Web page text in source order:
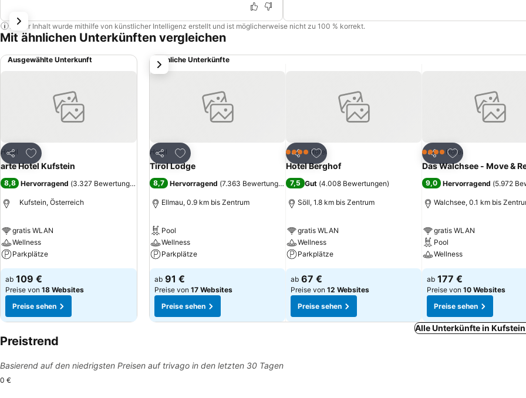
Dieser Inhalt wurde mithilfe von künstlicher Intelligenz erstellt und ist möglicherweise nicht zu 100 % korrekt.
Mit ähnlichen Unterkünften vergleichen
Ausgewählte Unterkunft
Teilen
Zu Favoriten hinzufügen
Hotel
arte Hotel Kufstein
8,8 Hervorragend (3.327 Bewertungen
Kufstein, Österreich
gratis WLAN
Wellness
Parkplätze
ab 109 €
Preise von 18 Websites
Preise sehen
Ähnliche Unterkünfte
Teilen
Zu Favoriten hinzufügen
Hotel
Tirol Lodge
8,7 Hervorragend (7.363 Bewertungen)
Ellmau, 0.9 km bis Zentrum
Pool
Wellness
Parkplätze
ab 91 €
Preise von 17 Websites
Preise sehen
Teilen
Zu Favoriten hinzufügen
4 SterneHotel
Hotel Berghof
7,5 Gut (4.008 Bewertungen)
Söll, 1.8 km bis Zentrum
gratis WLAN
Wellness
Parkplätze
ab 67 €
Preise von 12 Websites
Preise sehen
Teilen
Zu Favoriten
4 SterneHotel
Das Walchsee - Move &
9,0 Hervorragend (5.972
Walchsee, 0.1 km bis
gratis WLAN
Pool
Wellness
ab 177 €
Preise von 10 Websites
Preise sehen
weiter
Alle Unterkünfte in
Preistrend
Basierend auf den niedrigsten Preisen auf trivago in den letzten 30 Tagen
0 €